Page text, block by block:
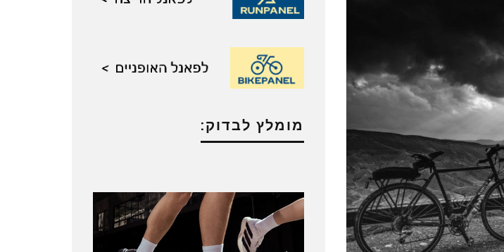
מומלץ לבדוק: